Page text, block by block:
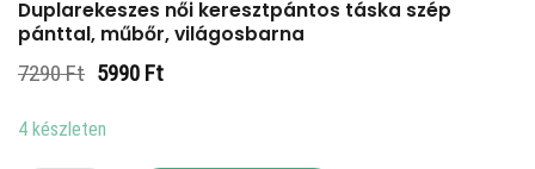
Duplarekeszes női keresztpántos táska szép
pánttal, műbőr, világosbarna
7290Ft Original
7290 Ft.
5990 FtCurrent
4 készleten